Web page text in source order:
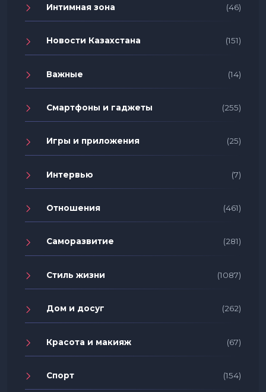
Интимная зона (46)
Новости Казахстана (151)
Важные (14)
Смартфоны и гаджеты (255)
Игры и приложения (25)
Интервью (7)
Отношения (461)
Саморазвитие (281)
Стиль жизни (1087)
Дом и досуг (262)
Красота и макияж (67)
Спорт (154)